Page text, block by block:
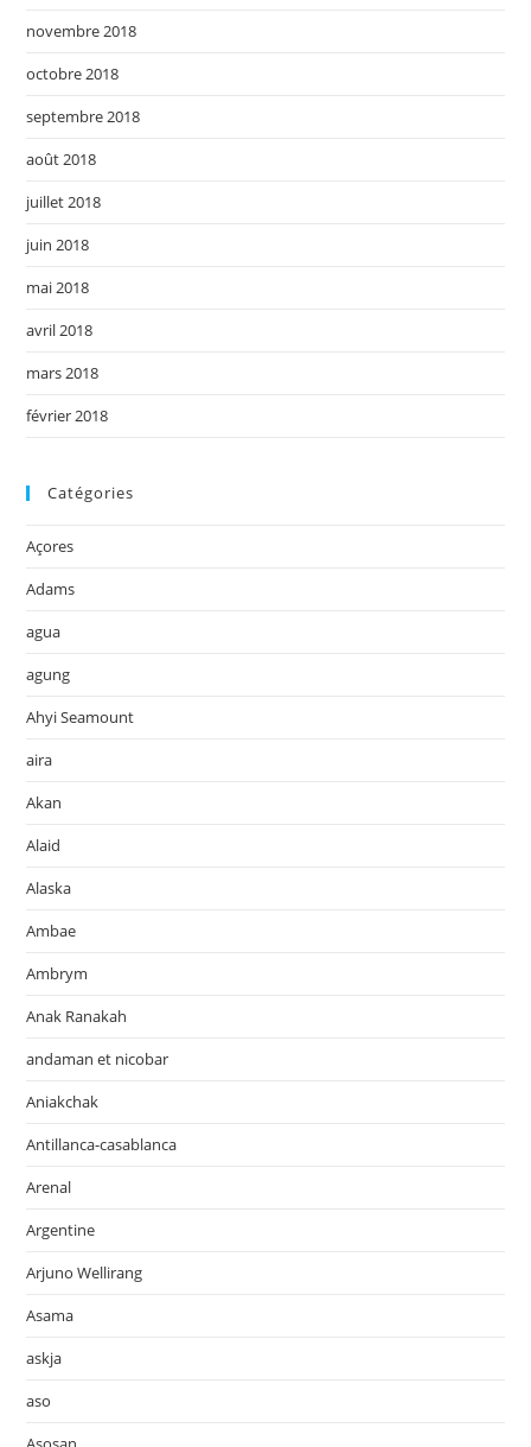
novembre 2018
octobre 2018
septembre 2018
août 2018
juillet 2018
juin 2018
mai 2018
avril 2018
mars 2018
février 2018
Catégories
Açores
Adams
agua
agung
Ahyi Seamount
aira
Akan
Alaid
Alaska
Ambae
Ambrym
Anak Ranakah
andaman et nicobar
Aniakchak
Antillanca-casablanca
Arenal
Argentine
Arjuno Wellirang
Asama
askja
aso